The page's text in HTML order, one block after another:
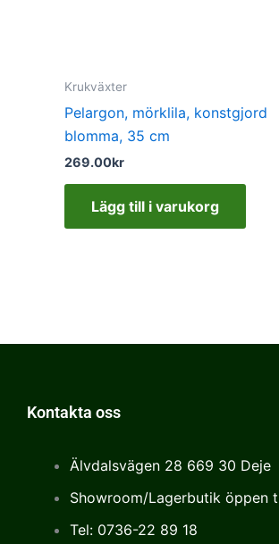
Krukväxter
Pelargon, mörklila, konstgjord
blomma, 35 cm
269.00kr
Lägg till i varukorg
Kontakta oss
Älvdalsvägen 28 669 30 Deje
Showroom/Lagerbutik öppen
Tel: 0736-22 89 18